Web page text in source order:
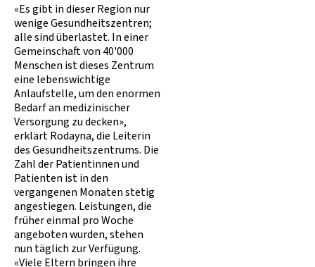
«Es gibt in dieser Region nur
wenige Gesundheitszentren;
alle sind überlastet. In einer
Gemeinschaft von 40'000
Menschen ist dieses Zentrum
eine lebenswichtige
Anlaufstelle, um den enormen
Bedarf an medizinischer
Versorgung zu decken»,
erklärt Rodayna, die Leiterin
des Gesundheitszentrums. Die
Zahl der Patientinnen und
Patienten ist in den
vergangenen Monaten stetig
angestiegen. Leistungen, die
früher einmal pro Woche
angeboten wurden, stehen
nun täglich zur Verfügung.
«Viele Eltern bringen ihre